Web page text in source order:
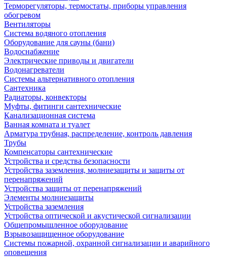
Терморегуляторы, термостаты, приборы управления
обогревом
Вентиляторы
Система водяного отопления
Оборудование для сауны (бани)
Водоснабжение
Электрические приводы и двигатели
Водонагреватели
Системы альтернативного отопления
Сантехника
Радиаторы, конвекторы
Муфты, фитинги сантехнические
Канализационная система
Ванная комната и туалет
Арматура трубная, распределение, контроль давления
Трубы
Компенсаторы сантехнические
Устройства и средства безопасности
Устройства заземления, молниезащиты и защиты от
перенапряжений
Устройства защиты от перенапряжений
Элементы молниезащиты
Устройства заземления
Устройства оптической и акустической сигнализации
Общепромышленное оборудование
Взрывозащищенное оборудование
Системы пожарной, охранной сигнализации и аварийного
оповещения